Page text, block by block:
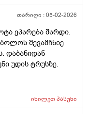
რაღაც 2 კვირაში
აქვს
სულ ოფლიანი
წრიული
მეშინია
ან ეს ორი
თარიღი :05-02-2026
ეპარება შარდი.
შევამჩნიე
დაბანიდან
უდის ტრუსზე.
იხილეთპასუხი